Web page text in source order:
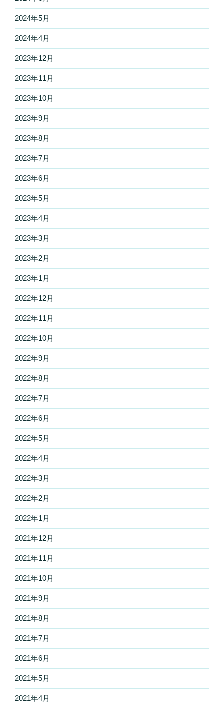
2024年5月
2024年4月
2023年12月
2023年11月
2023年10月
2023年9月
2023年8月
2023年7月
2023年6月
2023年5月
2023年4月
2023年3月
2023年2月
2023年1月
2022年12月
2022年11月
2022年10月
2022年9月
2022年8月
2022年7月
2022年6月
2022年5月
2022年4月
2022年3月
2022年2月
2022年1月
2021年12月
2021年11月
2021年10月
2021年9月
2021年8月
2021年7月
2021年6月
2021年5月
2021年4月